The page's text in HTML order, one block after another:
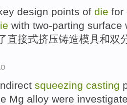
design points of die for
with two-parting surface
直接式挤压铸造模具和双
squeezing casting
Mg alloy were